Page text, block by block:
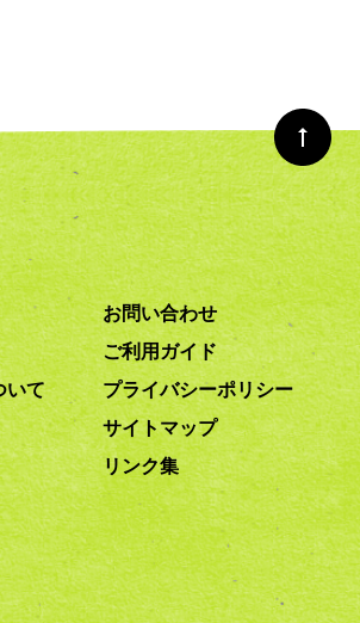
いて
お問い合わせ
ご利用ガイド
プライバシーポリシー
サイトマップ
リンク集